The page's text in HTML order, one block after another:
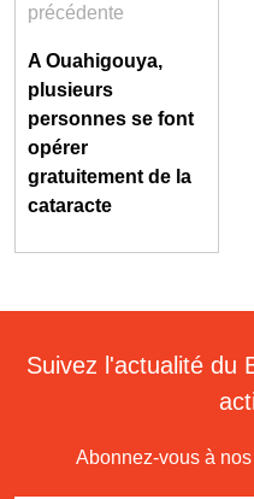
précédente
A Ouahigouya,
plusieurs
personnes se font
opérer
gratuitement de la
cataracte
Suivez l'actualité du
Abonnez-vous à